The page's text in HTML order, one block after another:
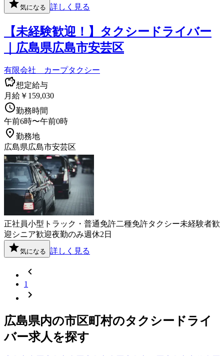
気になる 詳しく見る
【未経験歓迎！】タクシードライバー
｜広島県広島市安芸区
有限会社 カープタクシー
想定給与
月給￥159,030
勤務時間
午前6時〜午前0時
勤務地
広島県広島市安芸区
正社員小型トラック・普通免許二種免許タクシー未経験者歓
迎 シニア歓迎夜勤のみ週休2日
気になる 詳しく見る
1
広島県内の市区町村のタクシー ドライ
バー求人を探す